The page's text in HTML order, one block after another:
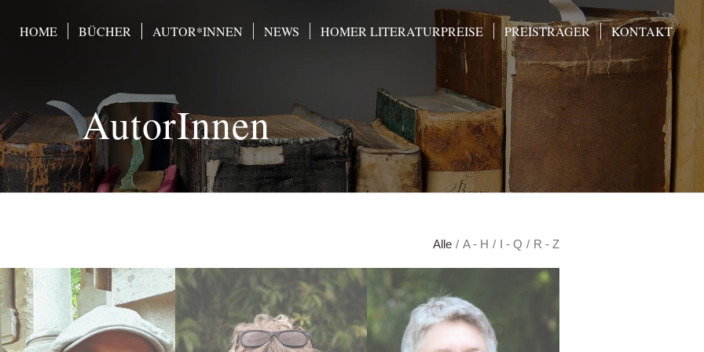
HOME BÜCHER AUTOR*INNEN NEWS HOMER LITERATURPREISE PREISTRÄGER KONTAKT
AutorInnen
Alle / A - H / I - Q / R - Z